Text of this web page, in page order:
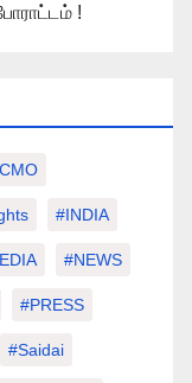
!
#INDIA
#NEWS
#PRESS
#saidai